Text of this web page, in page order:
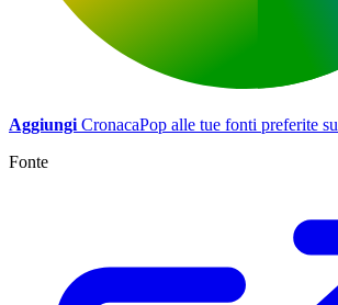
Aggiungi CronacaPop alle tue fonti preferite su
Fonte